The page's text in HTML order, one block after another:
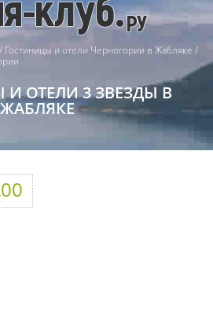
/ Гостиницы и отели Черногории в Жабляке /
ОТЕЛИ 3 ЗВЕЗДЫ В
ЖАБЛЯКЕ